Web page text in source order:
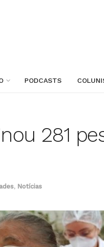
PODCASTS
281
, Notícias